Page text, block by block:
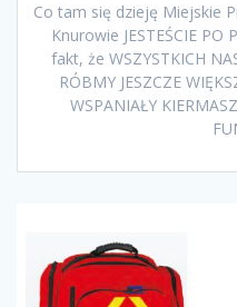
Co tam się dzieję Miejskie
Knurowie JESTEŚCIE PO
fakt, że WSZYSTKICH
RÓBMY JESZCZE
WSPANIAŁY